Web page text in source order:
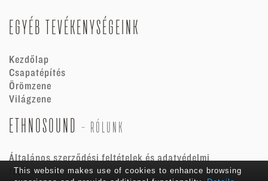
EGYÉB TEVÉKENYSÉGEINK
Kezdőlap
Csapatépítés
Örömzene
Világzene
ETHNOSOUND - RÓLUNK
Általános szerződési feltételek és adatvédelmi
tájékoztató
This website makes use of cookies to enhance browsing